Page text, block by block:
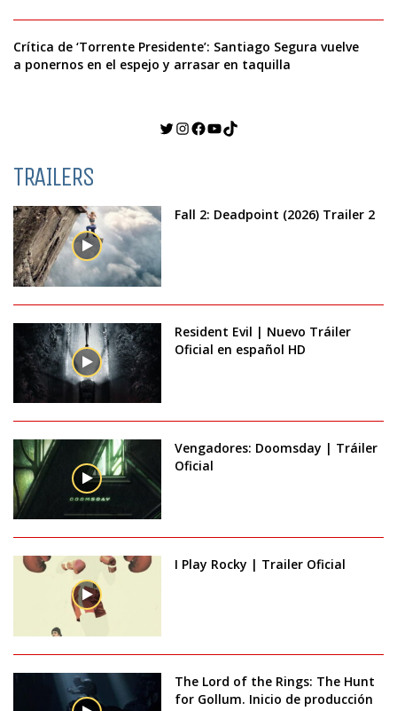
Crítica de ‘Torrente Presidente’: Santiago Segura vuelve
a ponernos en el espejo y arrasar en taquilla
Twitter
Instagram
Facebook
YouTube
TikTok
TRAILERS
Fall 2: Deadpoint (2026) Trailer 2
Resident Evil | Nuevo Tráiler
Oficial en español HD
Vengadores: Doomsday | Tráiler
Oficial
I Play Rocky | Trailer Oficial
The Lord of the Rings: The Hunt
for Gollum. Inicio de producción